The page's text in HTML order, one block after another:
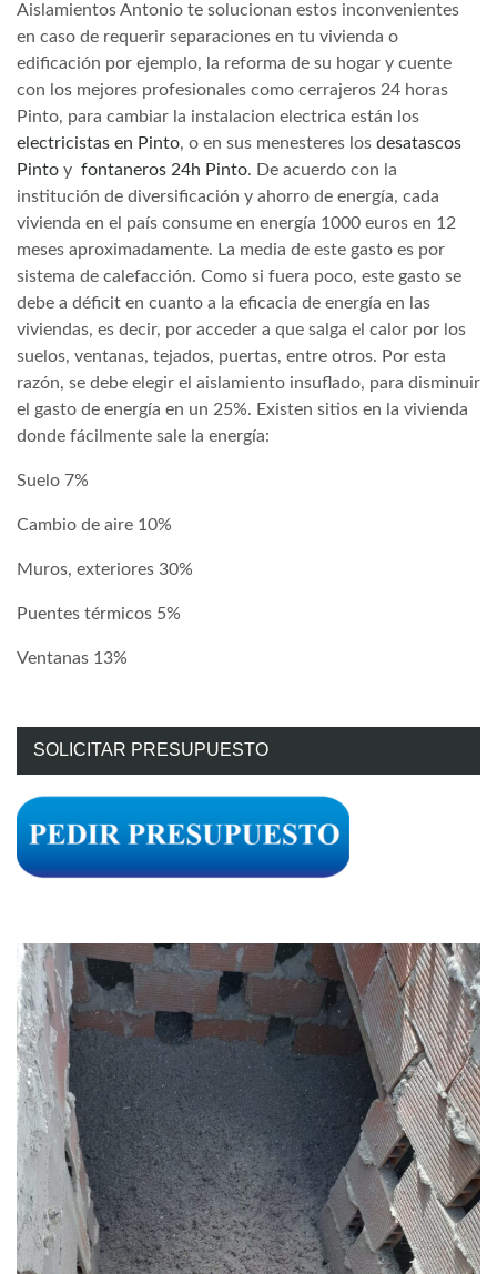
Aislamientos Antonio te solucionan estos inconvenientes
en caso de requerir separaciones en tu vivienda o
edificación por ejemplo, la reforma de su hogar y cuente
con los mejores profesionales como cerrajeros 24 horas
Pinto, para cambiar la instalacion electrica están los
electricistas en Pinto, o en sus menesteres los desatascos
Pinto y fontaneros 24h Pinto. De acuerdo con la
institución de diversificación y ahorro de energía, cada
vivienda en el país consume en energía 1000 euros en 12
meses aproximadamente. La media de este gasto es por
sistema de calefacción. Como si fuera poco, este gasto se
debe a déficit en cuanto a la eficacia de energía en las
viviendas, es decir, por acceder a que salga el calor por los
suelos, ventanas, tejados, puertas, entre otros. Por esta
razón, se debe elegir el aislamiento insuflado, para disminuir
el gasto de energía en un 25%. Existen sitios en la vivienda
donde fácilmente sale la energía:
Suelo 7%
Cambio de aire 10%
Muros, exteriores 30%
Puentes térmicos 5%
Ventanas 13%
SOLICITAR PRESUPUESTO